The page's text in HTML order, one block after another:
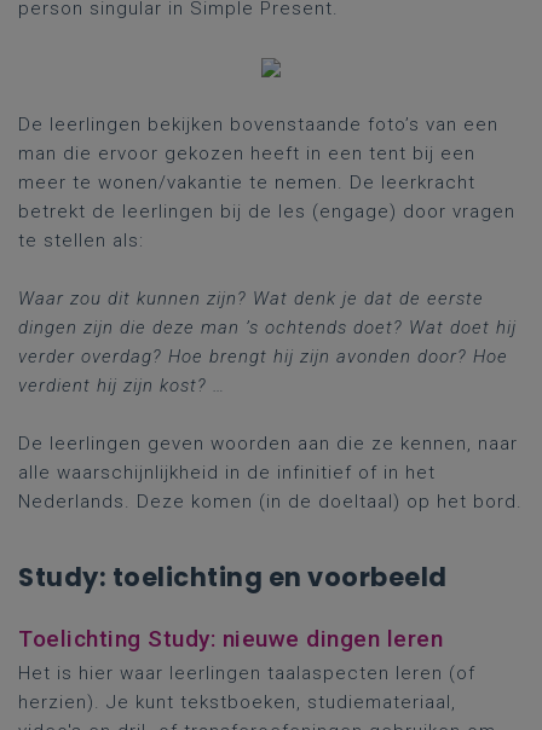
person singular in Simple Present.
De leerlingen bekijken bovenstaande foto’s van een
man die ervoor gekozen heeft in een tent bij een
meer te wonen/vakantie te nemen. De leerkracht
betrekt de leerlingen bij de les (engage) door vragen
te stellen als:
Waar zou dit kunnen zijn? Wat denk je dat de eerste
dingen zijn die deze man ’s ochtends doet? Wat doet hij
verder overdag? Hoe brengt hij zijn avonden door? Hoe
verdient hij zijn kost? …
De leerlingen geven woorden aan die ze kennen, naar
alle waarschijnlijkheid in de infinitief of in het
Nederlands. Deze komen (in de doeltaal) op het bord.
Study: toelichting en voorbeeld
Toelichting Study: nieuwe dingen leren
Het is hier waar leerlingen taalaspecten leren (of
herzien). Je kunt tekstboeken, studiemateriaal,